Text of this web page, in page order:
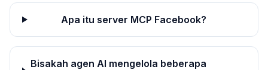
Apa itu server MCP Facebook?
Bisakah agen AI mengelola beberapa